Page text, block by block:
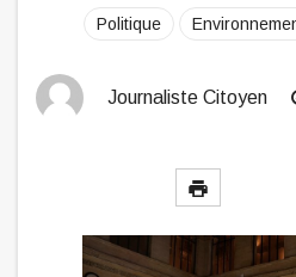
Politique
Journaliste Citoyen